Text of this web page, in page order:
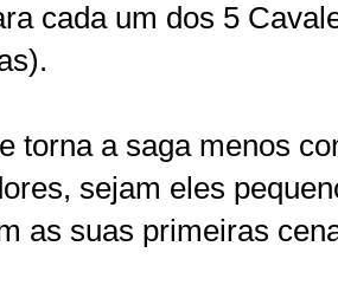
cada um dos 5
torna a saga menos
sejam eles
as suas primeiras